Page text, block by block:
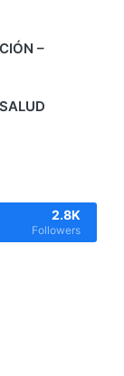
–
2.8K
Followers